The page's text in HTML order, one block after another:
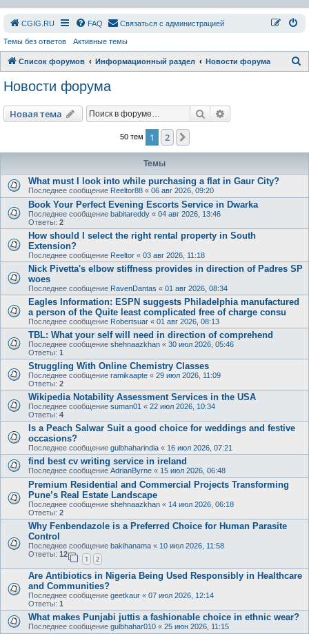
СGIG.RU FAQ Связаться с администрацией
Темы без ответов Активные темы
Список форумов Информационный раздел Новости форума
Новости форума
Новая тема Поиск
50 тем 1 2
Темы
What must I look into while purchasing a flat in Gaur City?
Последнее сообщение Reeltor88 « 06 авг 2026, 09:20
Book Your Perfect Evening Escorts Service in Dwarka
Последнее сообщение babitareddy « 04 авг 2026, 13:46
Ответы: 2
How should I select the right rental property in South
Extension?
Последнее сообщение Reeltor « 03 авг 2026, 11:18
Nick Pivetta's elbow stiffness provides in direction of Padres SP
woes
Последнее сообщение RavenDantas « 01 авг 2026, 08:34
Eagles Information: ESPN suggests Philadelphia manufactured
a person of the Quite least complicated free of charge consu
Последнее сообщение Robertsuar « 01 авг 2026, 08:13
TBL: What your self will need in direction of comprehend
Последнее сообщение shehnaazkhan « 30 июл 2026, 05:46
Ответы: 1
Struggling With Online Chemistry Classes
Последнее сообщение ramikaapte « 29 июл 2026, 11:09
Ответы: 2
Wikipedia Notability Assessment Services in the USA
Последнее сообщение suman01 « 22 июл 2026, 10:34
Ответы: 4
Is a Peach Salwar Suit a good choice for weddings and festive
occasions?
Последнее сообщение gulbhaharindia « 16 июл 2026, 07:21
find best cv writing service in ireland
Последнее сообщение AdrianByrne « 15 июл 2026, 06:48
Premium Residential and Commercial Projects Transforming
Pune’s Real Estate Landscape
Последнее сообщение shehnaazkhan « 14 июл 2026, 06:18
Ответы: 2
Why Fenbendazole is a Preferred Choice for Human Parasite
Control
Последнее сообщение bakihanama « 10 июл 2026, 11:58
Ответы: 12
1 2
Are Antibiotics in Nigeria Being Used Responsibly in Healthcare
and Communities?
Последнее сообщение geetkaur « 07 июл 2026, 12:14
Ответы: 1
What makes Punjabi juttis a fashionable choice in ethnic wear?
Последнее сообщение gulbhahar010 « 25 июн 2026, 11:15